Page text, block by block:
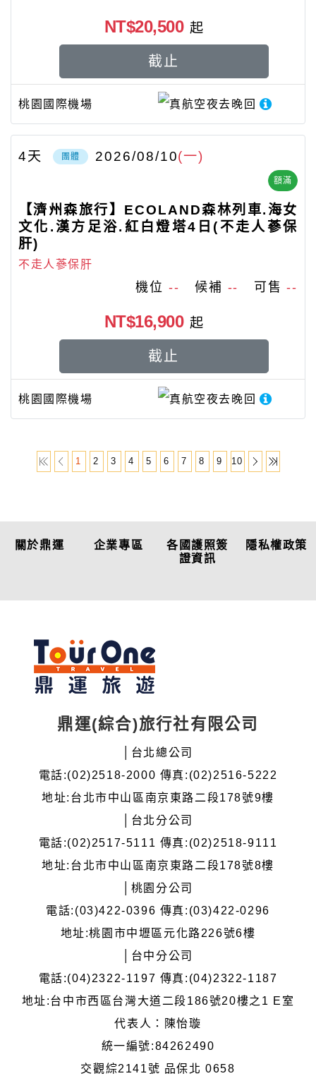
桃園國際機場 真航空夜去晚回
NT$20,500 起
截止
額滿
團體 2026/08/10(一)
4天
【濟州森旅行】ECOLAND森林列車.海女
文化.漢方足浴.紅白燈塔4日(不走人蔘保
肝)
機位 -- 候補 -- 可售--
不走人蔘保肝
桃園國際機場 真航空夜去晚回
NT$16,900 起
截止
1 2 3 4 5 6 7 8 9 10
關於鼎運 企業專區
各國護照簽
證資訊
隱私權政策
鼎運(綜合)旅行社有限公司
│台北總公司
電話:(02)2518-2000 傳真:(02)2516-5222
地址:台北市中山區南京東路二段178號9樓
│台北分公司
電話:(02)2517-5111 傳真:(02)2518-9111
地址:台北市中山區南京東路二段178號8樓
│桃園分公司
電話:(03)422-0396 傳真:(03)422-0296
地址:桃園市中壢區元化路226號6樓
│台中分公司
電話:(04)2322-1197 傳真:(04)2322-1187
地址:台中市西區台灣大道二段186號20樓之1 E室
代表人：陳怡璇
統一編號:84262490
交觀綜2141號 品保北 0658